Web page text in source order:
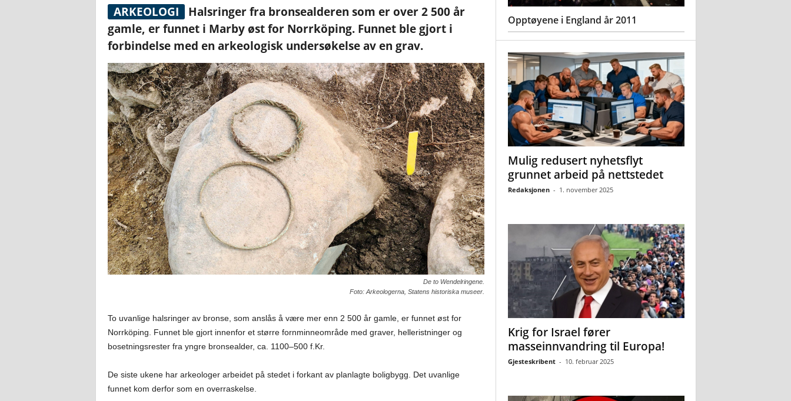
ARKEOLOGI
Halsringer fra bronsealderen som er over 2 500 år
gamle, er funnet i Marby øst for Norrköping. Funnet ble gjort i
forbindelse med en arkeologisk undersøkelse av en grav.
De to Wendelringene.
Foto: Arkeologerna, Statens historiska museer.
To uvanlige halsringer av bronse, som anslås å være mer enn 2 500 år gamle, er funnet øst for
Norrköping. Funnet ble gjort innenfor et større fornminneområde med graver, helleristninger og
bosetningsrester fra yngre bronsealder, ca. 1100–500 f.Kr.
De siste ukene har arkeologer arbeidet på stedet i forkant av planlagte boligbygg. Det uvanlige
funnet kom derfor som en overraskelse.
Opptøyene i England år 2011
Mulig redusert nyhetsflyt
grunnet arbeid på nettstedet
Redaksjonen - 1. november 2025
Krig for Israel fører
masseinnvandring til Europa!
Gjesteskribent - 10. februar 2025